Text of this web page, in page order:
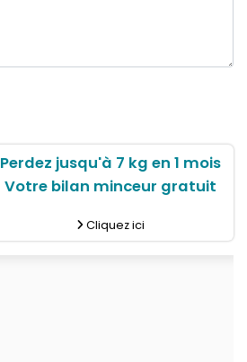
Perdez jusqu'à 7 kg en 1 mois
Votre bilan minceur gratuit
Cliquez ici